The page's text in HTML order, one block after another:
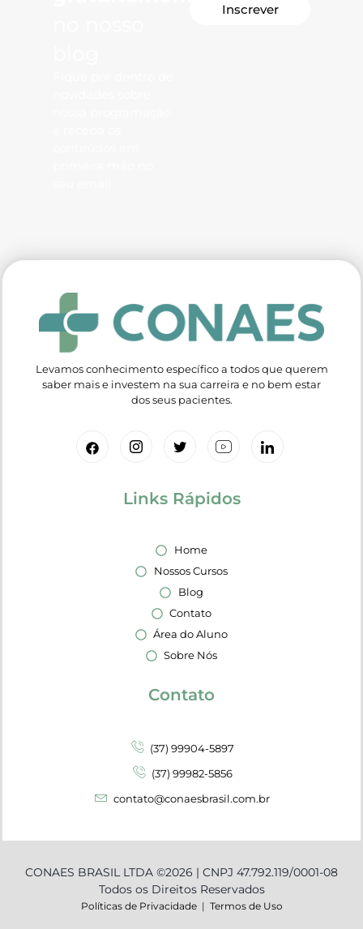
Inscrever
Levamos conhecimento específico a todos que querem
saber mais e investem na sua carreira e no bem estar
dos seus pacientes.
Links Rápidos
Home
Nossos Cursos
Blog
Contato
Área do Aluno
Sobre Nós
Contato
(37) 99904-5897
(37) 99982-5856
contato@conaesbrasil.com.br
CONAES BRASIL LTDA ©2026 | CNPJ 47.792.119/0001-08
Todos os Direitos Reservados
Políticas de Privacidade| Termos de Uso